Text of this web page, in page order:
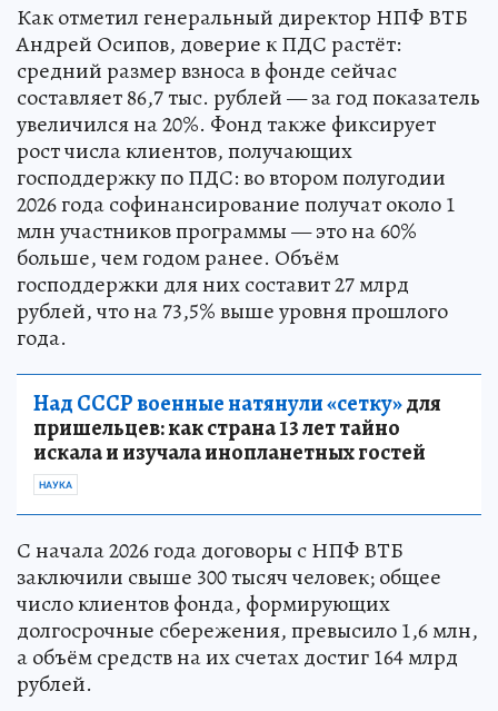
Как отметил генеральный директор НПФ ВТБ
Андрей Осипов, доверие к ПДС растёт:
средний размер взноса в фонде сейчас
составляет 86,7 тыс. рублей — за год показатель
увеличился на 20%. Фонд также фиксирует
рост числа клиентов, получающих
господдержку по ПДС: во втором полугодии
2026 года софинансирование получат около 1
млн участников программы — это на 60%
больше, чем годом ранее. Объём
господдержки для них составит 27 млрд
рублей, что на 73,5% выше уровня прошлого
года.
Над СССР военные натянули «сетку»для
пришельцев: как страна 13 лет тайно
искала и изучала инопланетных гостей
НАУКА
С начала 2026 года договоры с НПФ ВТБ
заключили свыше 300 тысяч человек; общее
число клиентов фонда, формирующих
долгосрочные сбережения, превысило 1,6 млн,
а объём средств на их счетах достиг 164 млрд
рублей.